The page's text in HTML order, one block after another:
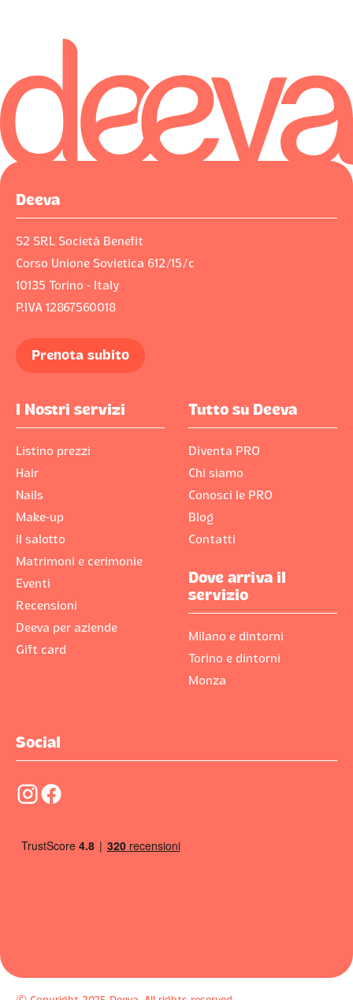
Deeva
S2 SRL Società Benefit
Corso Unione Sovietica 612/15/c
10135 Torino - Italy
P.IVA 12867560018
Prenota subito
I Nostri servizi
Listino prezzi
Hair
Nails
Make-up
il salotto
Matrimoni e cerimonie
Eventi
Recensioni
Deeva per aziende
Gift card
Tutto su Deeva
Diventa PRO
Chi siamo
Conosci le PRO
Blog
Contatti
Dove arriva il
servizio
Milano e dintorni
Torino e dintorni
Monza
Social
󰋾󰈌